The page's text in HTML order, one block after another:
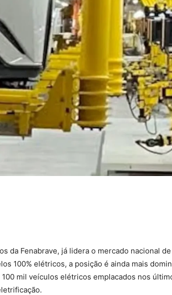
da Fenabrave, já lidera o mercado nacional
100% elétricos, a posição é ainda mais
mil veículos elétricos emplacados nos